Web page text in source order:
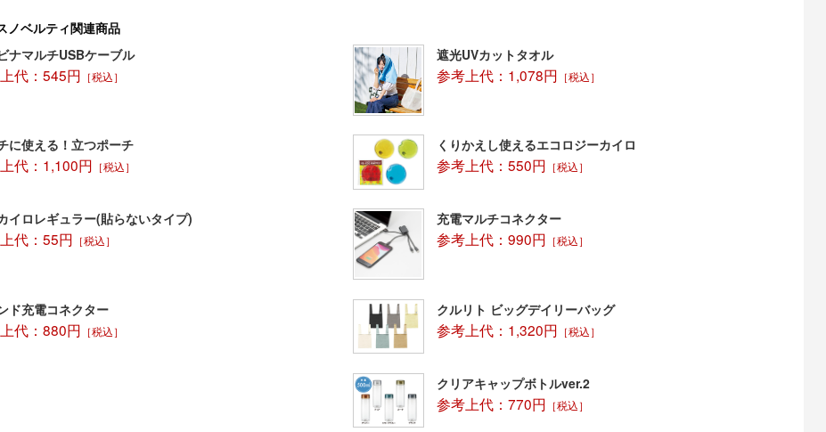
ノベルティ関連商品
ナマルチUSBケーブル
代：545円 ［税込］
遮光UVカットタオル
参考上代：1,078円 ［税込］
に使える！立つポーチ
代：1,100円 ［税込］
くりかえし使えるエコロジーカイロ
参考上代：550円 ［税込］
イロレギュラー(貼らないタイプ)
代：55円 ［税込］
充電マルチコネクター
参考上代：990円 ［税込］
ド充電コネクター
代：880円 ［税込］
クルリト ビッグデイリーバッグ
参考上代：1,320円 ［税込］
クリアキャップボトルver.2
参考上代：770円 ［税込］